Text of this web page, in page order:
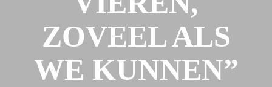
ZOVEEL ALS
WE KUNNEN”